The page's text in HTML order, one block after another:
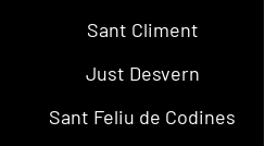
Sant Climent
Just Desvern
Sant Feliu de Codines